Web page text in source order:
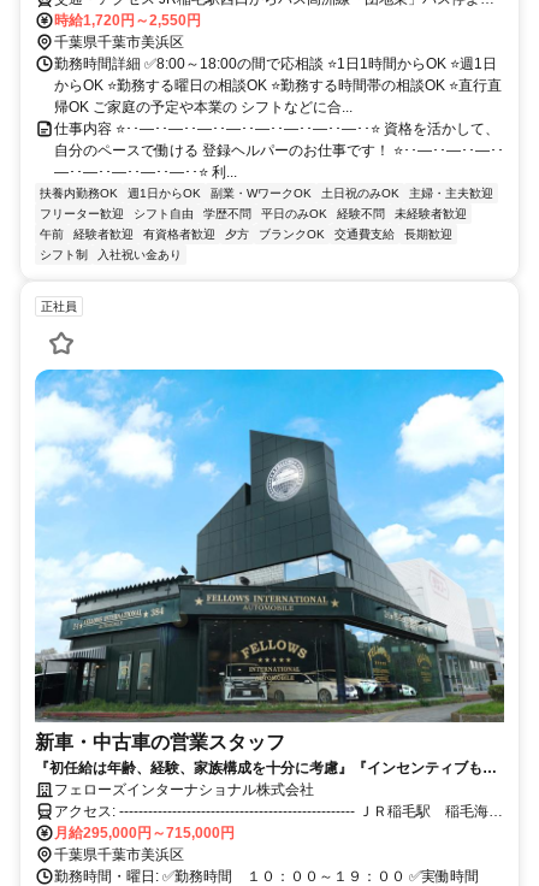
徒歩7分
時給1,720円～2,550円
千葉県千葉市美浜区
勤務時間詳細 ✅8:00～18:00の間で応相談 ⭐1日1時間からOK ⭐週1日
からOK ⭐勤務する曜日の相談OK ⭐勤務する時間帯の相談OK ⭐直行直
帰OK ご家庭の予定や本業の シフトなどに合...
仕事内容 ⭐･･―･･―･･―･･―･･―･･―･･―･･―･･⭐ 資格を活かして、
自分のペースで働ける 登録ヘルパーのお仕事です！ ⭐･･―･･―･･―･･
―･･―･･―･･―･･―･･⭐ 利...
扶養内勤務OK 週1日からOK 副業・WワークOK 土日祝のみOK
主婦・主夫歓迎
フリーター歓迎
シフト自由 学歴不問 平日のみOK 経験不問
未経験者歓迎
午前
経験者歓迎 有資格者歓迎 夕方 ブランクOK 交通費支給
長期歓迎
シフト制
入社祝い金あり
正社員
新車・中古車の営業スタッフ
『初任給は年齢、経験、家族構成を十分に考慮』『インセンティブもあ
り頑張りで年収１０００万円以上も可能！！』『完全週休２日＋有休で
長期休暇も取得可能』
フェローズインターナショナル株式会社
アクセス: ------------------------------------------------- ＪＲ稲毛駅 稲毛海岸
駅 より徒歩２０分 幕張・湾岸千葉・穴川ＩＣ より車で１５分 -----
--------------------------------------------
月給295,000円～715,000円
千葉県千葉市美浜区
勤務時間・曜日: ✅勤務時間 １０：００～１９：００ ✅実働時間